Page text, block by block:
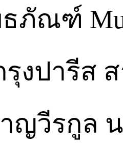
ณฑ์
รุงปารีส
ญวีรกูล